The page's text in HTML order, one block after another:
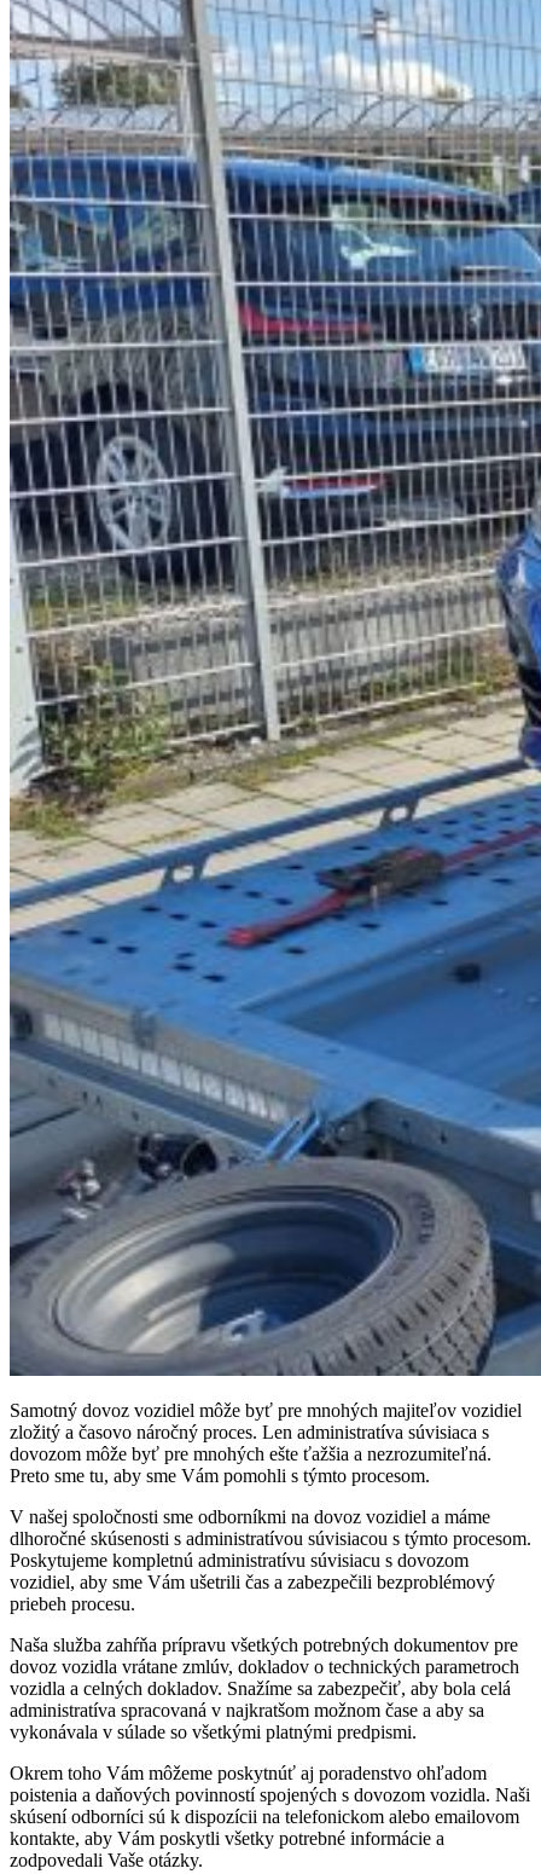
Samotný dovoz vozidiel môže byť pre mnohých majiteľov vozidiel
zložitý a časovo náročný proces. Len administratíva súvisiaca s
dovozom môže byť pre mnohých ešte ťažšia a nezrozumiteľná.
Preto sme tu, aby sme Vám pomohli s týmto procesom.
V našej spoločnosti sme odborníkmi na dovoz vozidiel a máme
dlhoročné skúsenosti s administratívou súvisiacou s týmto procesom.
Poskytujeme kompletnú administratívu súvisiacu s dovozom
vozidiel, aby sme Vám ušetrili čas a zabezpečili bezproblémový
priebeh procesu.
Naša služba zahŕňa prípravu všetkých potrebných dokumentov pre
dovoz vozidla vrátane zmlúv, dokladov o technických parametroch
vozidla a celných dokladov. Snažíme sa zabezpečiť, aby bola celá
administratíva spracovaná v najkratšom možnom čase a aby sa
vykonávala v súlade so všetkými platnými predpismi.
Okrem toho Vám môžeme poskytnúť aj poradenstvo ohľadom
poistenia a daňových povinností spojených s dovozom vozidla. Naši
skúsení odborníci sú k dispozícii na telefonickom alebo emailovom
kontakte, aby Vám poskytli všetky potrebné informácie a
zodpovedali Vaše otázky.